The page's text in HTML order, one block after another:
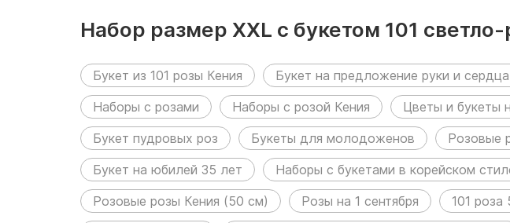
Набор размер ХХL с букетом 101
матовой упаковке размещен в
Букет из 101 розы Кения Букет на предложение руки и сердца
Наборы с розами
Наборы с розой Кения Цветы и букеты
Букет пудровых роз
Букеты для молодоженов Розовые
Букет на юбилей 35 лет
Наборы с букетами в корейском
Розовые розы Кения (50 см)
Розы на 1 сентября 101 роза